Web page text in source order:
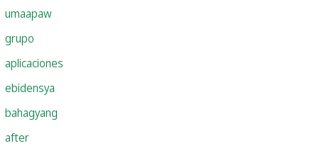
umaapaw
grupo
aplicaciones
ebidensya
bahagyang
after